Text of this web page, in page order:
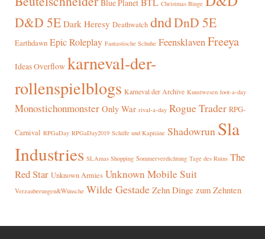
Blue Planet Christmas Binge
D&D 5E Dark Heresy Deathwatch dndDnD 5E
Earthdawn Epic Roleplay Fantastische Schuhe FeensklavenFreeya
Ideas Overflow karneval-der-
rollenspielblogs Karneval der Archive Kunstwesen loot-a-day
Monostichonmonster Only War rival-a-day Rogue Trader RPG-
Carnival RPGaDay RPGaDay2019 Schiffe und Kapitäne Shadowrun Sla
Industries SLAmas Shopping Sommerverdichtung Tage des Ruins The
Red Star Unknown Armies Unknown Mobile Suit
Verzauberungen&Wünsche Wilde Gestade Zehn Dinge zum Zehnten